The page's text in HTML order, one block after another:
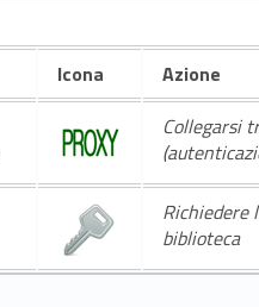
Icona
Azione
Collegarsi
Richiedere
biblioteca